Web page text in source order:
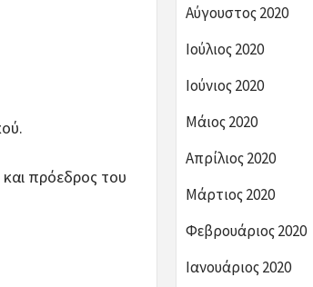
πρόεδρος του
Αύγουστος 2020
Ιούλιος 2020
Ιούνιος 2020
Μάιος 2020
Απρίλιος 2020
Μάρτιος 2020
Φεβρουάριος 2020
Ιανουάριος 2020